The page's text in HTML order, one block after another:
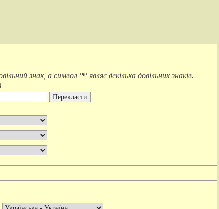
знак, а символ '*' являє декілька довільних знаків.
)